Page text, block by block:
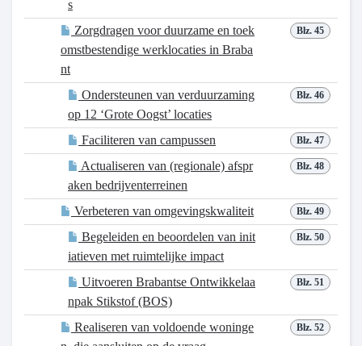
s
Blz. 45
Zorgdragen voor duurzame en toek
omstbestendige werklocaties in Braba
nt
Blz. 46
Ondersteunen van verduurzaming
op 12 ‘Grote Oogst’ locaties
Blz. 47
Faciliteren van campussen
Blz. 48
Actualiseren van (regionale) afspr
aken bedrijventerreinen
Blz. 49
Verbeteren van omgevingskwaliteit
Blz. 50
Begeleiden en beoordelen van init
iatieven met ruimtelijke impact
Blz. 51
Uitvoeren Brabantse Ontwikkelaa
npak Stikstof (BOS)
Blz. 52
Realiseren van voldoende woninge